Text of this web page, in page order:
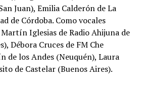
Juan), Emilia Calderón de La
de Córdoba. Como vocales
Iglesias de Radio Ahijuna de
Débora Cruces de FM Che
de los Andes (Neuquén), Laura
de Castelar (Buenos Aires).